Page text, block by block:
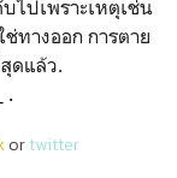
ไปเพราะเหตุเช่น
ทางออก การตาย
ดแล้ว.
.
ortwitter